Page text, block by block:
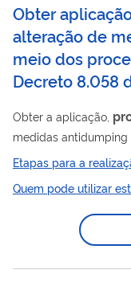
Obter
alteração de
meio dos
Decreto 8.058
Obter a aplicação,
medidas
no Decreto nº 8.058, de 26
antidumping visam a
prática desleal de
antidumping na
fixas ou variáveis,
Etapas para a
Quem pode utilizar